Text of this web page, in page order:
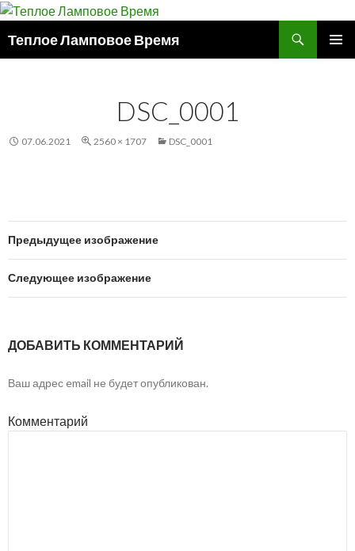
Теплое Ламповое Время
DSC_0001
07.06.2021 2560 × 1707 DSC_0001
Предыдущее изображение
Следующее изображение
ДОБАВИТЬ КОММЕНТАРИЙ
Ваш адрес email не будет опубликован.
Комментарий